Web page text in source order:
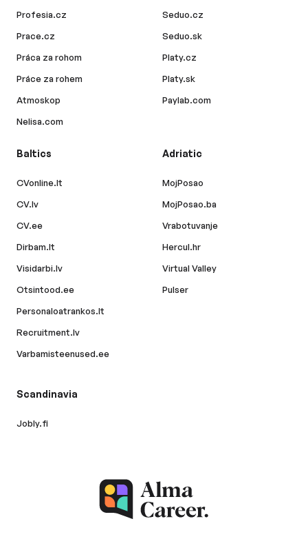
Profesia.cz
Prace.cz
Práca za rohom
Práce za rohem
Atmoskop
Nelisa.com
Seduo.cz
Seduo.sk
Platy.cz
Platy.sk
Paylab.com
Baltics
CVonline.lt
CV.lv
CV.ee
Dirbam.lt
Visidarbi.lv
Otsintood.ee
Personaloatrankos.lt
Recruitment.lv
Varbamisteenused.ee
Adriatic
MojPosao
MojPosao.ba
Vrabotuvanje
Hercul.hr
Virtual Valley
Pulser
Scandinavia
Jobly.fi